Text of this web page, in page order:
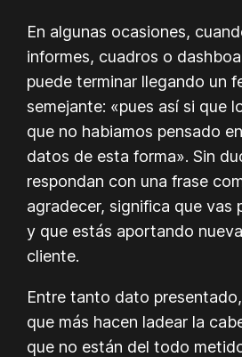
En algunas ocasiones,
informes, cuadros o
puede terminar llegando un
semejante: «pues así si que
que no habiamos pensado
datos de esta forma». Sin
respondan con una frase
agradecer, significa que vas
y que estás aportando
cliente.
Entre tanto dato
que más hacen ladear la
que no están del todo